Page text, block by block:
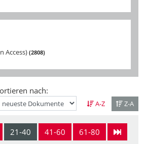
Access) 2808
nach:
A-Z Z-A
21-40 41-60
61-80